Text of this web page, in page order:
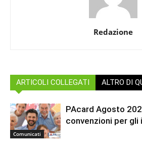
Redazione
ARTICOLI COLLEGATI ALTRO DI
Comunicati
PAcard Agosto
convenzioni per gli